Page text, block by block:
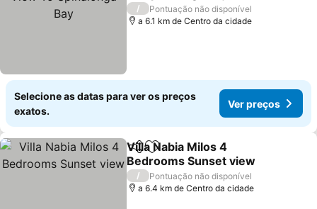
/
Pontuação não disponível
a 6.1 km de Centro da cidade
Selecione as datas para ver os preços
exatos.
Ver preços
PartilharAdicionar aos favoritos
Villa Nabia Milos 4
Bedrooms Sunset view
/
Pontuação não disponível
a 6.4 km de Centro da cidade